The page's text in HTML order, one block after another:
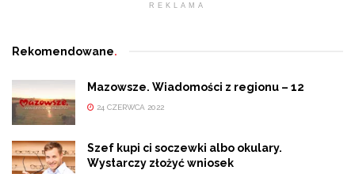
REKLAMA
Rekomendowane.
Mazowsze. Wiadomości z regionu – 12
24 CZERWCA 2022
Szef kupi ci soczewki albo okulary.
Wystarczy złożyć wniosek